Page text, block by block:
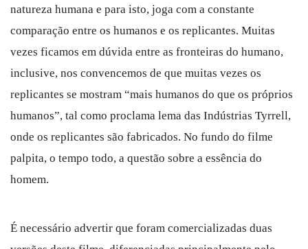
natureza humana e para isto, joga com a constante
comparação entre os humanos e os replicantes. Muitas
vezes ficamos em dúvida entre as fronteiras do humano,
inclusive, nos convencemos de que muitas vezes os
replicantes se mostram “mais humanos do que os próprios
humanos”, tal como proclama lema das Indústrias Tyrrell,
onde os replicantes são fabricados. No fundo do filme
palpita, o tempo todo, a questão sobre a essência do
homem.
É necessário advertir que foram comercializadas duas